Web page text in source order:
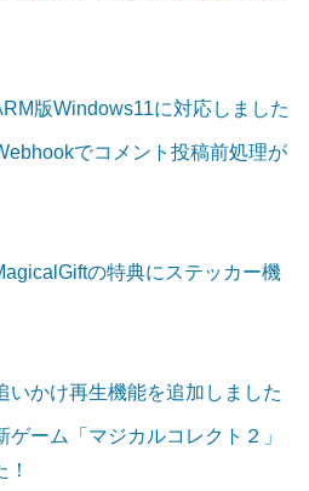
版Windows11に対応しました
でコメント投稿前処理が
の特典にステッカー機
いかけ再生機能を追加しました
ゲーム「マジカルコレクト２」